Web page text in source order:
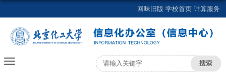
回味旧版 学校首页 计算服务